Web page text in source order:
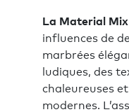
La Material
influences de
marbrées
ludiques, des
chaleureuses
modernes.